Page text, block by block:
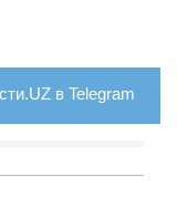
в Telegram